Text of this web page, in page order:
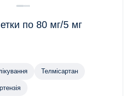
по 80 мг/5 мг
Телмісартан